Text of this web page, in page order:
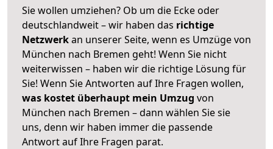
Sie wollen umziehen? Ob um die Ecke oder
deutschlandweit – wir haben das richtige
Netzwerkan unserer Seite, wenn es Umzüge von
München nach Bremen geht! Wenn Sie nicht
weiterwissen – haben wir die richtige Lösung für
Sie! Wenn Sie Antworten auf Ihre Fragen wollen,
was kostet überhaupt mein Umzug von
München nach Bremen – dann wählen Sie sie
uns, denn wir haben immer die passende
Antwort auf Ihre Fragen parat.